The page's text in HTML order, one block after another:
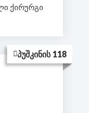
ქირურგი
ᲞᲣᲨᲙᲘᲜᲘᲡ 118